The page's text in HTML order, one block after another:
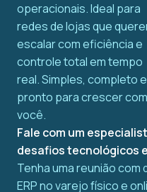
operacionais. Ideal para
redes de lojas que
escalar com eficiência e
controle total em tempo
real. Simples, completo e
pronto para crescer com
você.
Fale com um
desafios tecnológicos
Tenha uma reunião
ERP no varejo físico e